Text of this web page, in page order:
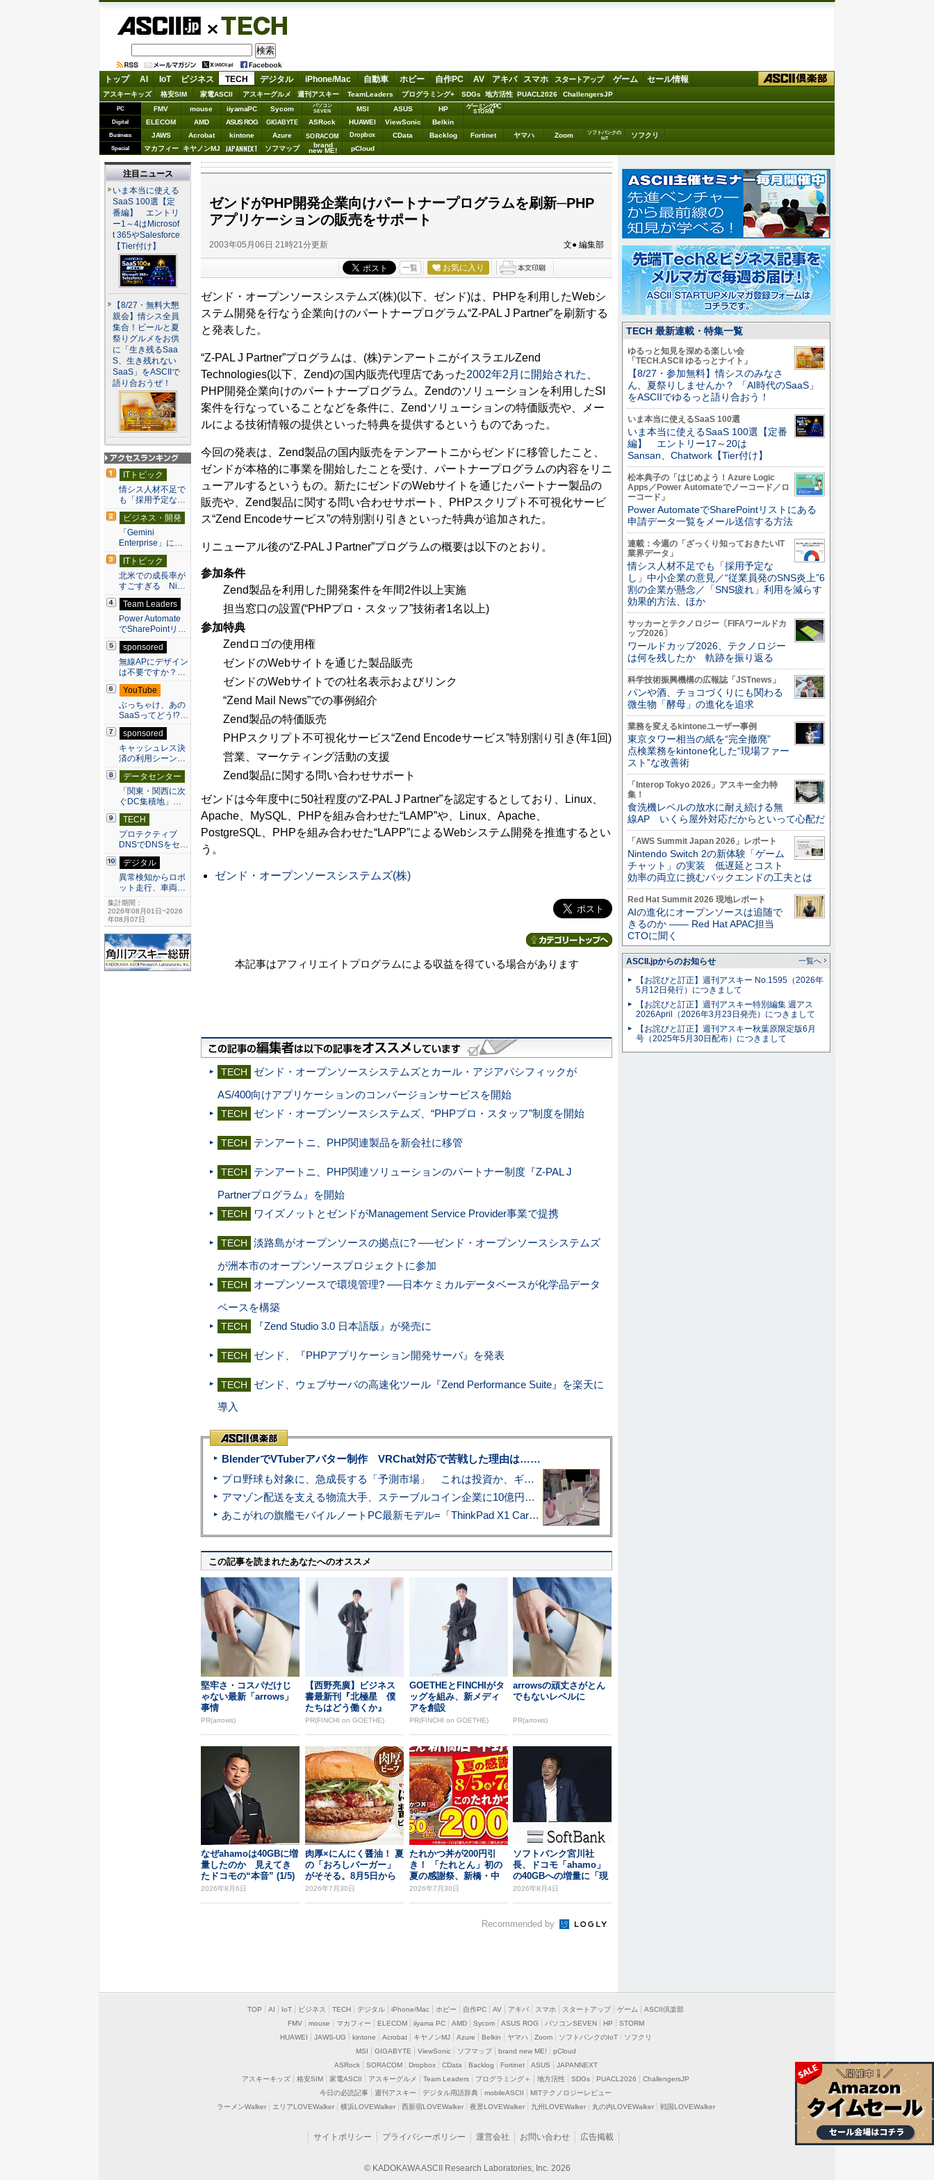
TECH
トップ AI IoT ビジネス TECH デジタル iPhone/Mac 自動車 ホビー 自作PC AV アキバ スマホ スタートアップ ゲーム セール情報
アスキーキッズ 格安SIM 家電ASCII アスキーグルメ 週刊アスキー TeamLeaders プログラミング+ SDGs 地方活性 PUACL2026 ChallengersJP
PC FMV mouse iiyamaPC Sycom
パソコン
SEVEN
MSI ASUS HP ゲーミングPC
STORM
Digital ELECOM AMD ASUS ROG GIGABYTE ASRock HUAWEI ViewSonic Belkin
Business JAWS Acrobat kintone Azure SORACOM Dropbox CData Backlog Fortinet ヤマハ Zoom
ソフトバンクの
IoT
ソフクリ
Special マカフィー キヤノンMJ JAPANNEXT ソフマップ brand
new ME! pCloud
ゼンドがPHP開発企業向けパートナープログラムを刷新─PHP
アプリケーションの販売をサポート
2003年05月06日 21時21分更新 文● 編集部
一覧 お気に入り
ゼンド・オープンソースシステムズ(株)(以下、ゼンド)は、PHPを利用したWebシ
ステム開発を行なう企業向けのパートナープログラム“Z-PAL J Partner”を刷新する
と発表した。
“Z-PAL J Partner”プログラムは、(株)テンアートニがイスラエルZend
Technologies(以下、Zend)の国内販売代理店であった2002年2月に開始された
PHP開発企業向けのパートナープログラム。Zendのソリューションを利用したSI
案件を行なっていることなどを条件に、Zendソリューションの特価販売や、メー
ルによる技術情報の提供といった特典を提供するというものであった。
今回の発表は、Zend製品の国内販売をテンアートニからゼンドに移管したこと、
ゼンドが本格的に事業を開始したことを受け、パートナープログラムの内容をリニ
ューアルするというもの。新たにゼンドのWebサイトを通じたパートナー製品の
販売や、Zend製品に関する問い合わせサポート、PHPスクリプト不可視化サービ
ス“Zend Encodeサービス”の特別割り引きといった特典が追加された。
リニューアル後の“Z-PAL J Partner”プログラムの概要は以下のとおり。
参加条件
Zend製品を利用した開発案件を年間2件以上実施
担当窓口の設置(“PHPプロ・スタッフ”技術者1名以上)
参加特典
Zendロゴの使用権
ゼンドのWebサイトを通じた製品販売
ゼンドのWebサイトでの社名表示およびリンク
“Zend Mail News”での事例紹介
Zend製品の特価販売
PHPスクリプト不可視化サービス“Zend Encodeサービス”特別割り引き(年1回)
営業、マーケティング活動の支援
Zend製品に関する問い合わせサポート
ゼンドは今年度中に50社程度の“Z-PAL J Partner”を認定するとしており、Linux、
Apache、MySQL、PHPを組み合わせた“LAMP”や、Linux、Apache、
PostgreSQL、PHPを組み合わせた“LAPP”によるWebシステム開発を推進するとい
う。
ゼンド・オープンソースシステムズ(株)
本記事はアフィリエイトプログラムによる収益を得ている場合があります
TECH
ゼンド・オープンソースシステムズとカール・アジアパシフィックが
AS/400向けアプリケーションのコンバージョンサービスを開始
TECH ゼンド・オープンソースシステムズ、“PHPプロ・スタッフ”制度を開始
TECH テンアートニ、PHP関連製品を新会社に移管
TECH
テンアートニ、PHP関連ソリューションのパートナー制度『Z-PAL J
Partnerプログラム』を開始
TECH ワイズノットとゼンドがManagement Service Provider事業で提携
TECH
淡路島がオープンソースの拠点に? ──ゼンド・オープンソースシステムズ
が洲本市のオープンソースプロジェクトに参加
TECH
オープンソースで環境管理? ──日本ケミカルデータベースが化学品データ
ベースを構築
TECH 『Zend Studio 3.0 日本語版』が発売に
TECH ゼンド、『PHPアプリケーション開発サーバ』を発表
TECH
ゼンド、ウェブサーバの高速化ツール『Zend Performance Suite』を楽天に
導入
BlenderでVTuberアバター制作 VRChat対応で苦戦した理由は……
プロ野球も対象に、急成長する「予測市場」 これは投資か、ギャンブルか
アマゾン配送を支える物流大手、ステーブルコイン企業に10億円投資のワケ
あこがれの旗艦モバイルノートPC最新モデル=「ThinkPad X1 Carbon Gen 14 Aura Edition」実機レビュー
この記事を読まれたあなたへのオススメ
堅牢さ・コスパだけじ
ゃない最新「arrows」
事情
PR(arrows)
【西野亮廣】ビジネス
書最新刊『北極星 僕
たちはどう働くか』
PR(FINCHI on GOETHE)
GOETHEとFINCHIがタ
ッグを組み、新メディ
アを創設
PR(FINCHI on GOETHE)
arrowsの頑丈さがとん
でもないレベルに
PR(arrows)
なぜahamoは40GBに増
量したのか 見えてき
たドコモの“本音” (1/5)
2026年8月6日
肉厚×にんにく醤油！ 夏
の「おろしバーガー」
がそそる。8月5日から
2026年7月30日
たれかつ丼が200円引
き！ 「たれとん」初の
夏の感謝祭、新橋・中
野北口で開催
2026年7月30日
ソフトバンク宮川社
長、ドコモ「ahamo」
の40GBへの増量に「現
時点では追従し...
2026年8月4日
Recommended by
注目ニュース
いま本当に使える
SaaS 100選【定
番編】 エントリ
ー1～4はMicrosof
t 365やSalesforce
【Tier付け】
【8/27・無料大懇
親会】情シス全員
集合！ビールと夏
祭りグルメをお供
に「生き残るSaa
S、生き残れない
SaaS」をASCIIで
語り合おうぜ！
アクセスランキン
グ
ITトピック
情シス人材不足で
も「採用予定な…
ビジネス・開発
「Gemini
Enterprise」に…
ITトピック
北米での成長率が
すごすぎる Ni…
Team Leaders
Power Automate
でSharePointリ…
sponsored
無線APにデザイン
は不要ですか？…
YouTube
ぶっちゃけ、あの
SaaSってどう!?…
sponsored
キャッシュレス決
済の利用シーン…
データセンター
「関東・関西に次
ぐDC集積地」…
TECH
プロテクティブ
DNSでDNSをセ…
デジタル
異常検知からロボ
ット走行、車両…
集計期間：
2026年08月01日~2026
年08月07日
TECH 最新連載・特集一覧
ゆるっと知見を深める楽しい会
「TECH.ASCII ゆるっとナイト」
【8/27・参加無料】情シスのみなさ
ん、夏祭りしませんか？ 「AI時代のSaaS」
をASCIIでゆるっと語り合おう！
いま本当に使えるSaaS 100選
いま本当に使えるSaaS 100選【定番
編】 エントリー17～20は
Sansan、Chatwork【Tier付け】
松本典子の「はじめよう！Azure Logic
Apps／Power Automateでノーコード／ロ
ーコード」
Power AutomateでSharePointリストにある
申請データ一覧をメール送信する方法
連載：今週の「ざっくり知っておきたいIT
業界データ」
情シス人材不足でも「採用予定な
し」中小企業の意見／“従業員発のSNS炎上”6
割の企業が懸念／「SNS疲れ」利用を減らす
効果的方法、ほか
サッカーとテクノロジー〔FIFAワールドカ
ップ2026〕
ワールドカップ2026、テクノロジー
は何を残したか 軌跡を振り返る
科学技術振興機構の広報誌「JSTnews」
パンや酒、チョコづくりにも関わる
微生物「酵母」の進化を追求
業務を変えるkintoneユーザー事例
東京タワー相当の紙を“完全撤廃”
点検業務をkintone化した“現場ファー
スト”な改善術
「Interop Tokyo 2026」アスキー全力特
集！
食洗機レベルの放水に耐え続ける無
線AP いくら屋外対応だからといって心配だ
「AWS Summit Japan 2026」レポート
Nintendo Switch 2の新体験「ゲーム
チャット」の実装 低遅延とコスト
効率の両立に挑むバックエンドの工夫とは
Red Hat Summit 2026 現地レポート
AIの進化にオープンソースは追随で
きるのか ―― Red Hat APAC担当
CTOに聞く
ASCII.jpからのお知らせ 一覧へ
【お詫びと訂正】週刊アスキー No.1595（2026年
5月12日発行）につきまして
【お詫びと訂正】週刊アスキー特別編集 週アス
2026April（2026年3月23日発売）につきまして
【お詫びと訂正】週刊アスキー秋葉原限定版6月
号（2025年5月30日配布）につきまして
TOP AI IoT ビジネス TECH デジタル iPhone/Mac ホビー 自作PC AV アキバ スマホ スタートアップ ゲーム
ASCII倶楽部
FMV
mouse マカフィー ELECOM iiyama PC AMD Sycom ASUS ROG パソコンSEVEN HP
STORM
HUAWEI
JAWS-UG kintone Acrobat キヤノンMJ Azure Belkin ヤマハ Zoom ソフトバンクのIoT
ソフクリ
MSI
GIGABYTE ViewSonic ソフマップ brand new ME!
pCloud
ASRock
SORACOM Dropbox CData Backlog Fortinet ASUS
JAPANNEXT
アスキーキッズ
格安SIM 家電ASCII アスキーグルメ Team Leaders プログラミング＋ 地方活性 SDGs PUACL2026
ChallengersJP
今日の必読記事
週刊アスキー デジタル用語辞典 mobileASCII
MITテクノロジーレビュー
ラーメンWalker
エリアLOVEWalker 横浜LOVEWalker 西新宿LOVEWalker 夜景LOVEWalker 九州LOVEWalker 丸の内LOVEWalker 戦国LOVEWalker
サイトポリシー プライバシーポリシー 運営会社 お問い合わせ 広告掲載
© KADOKAWA ASCII Research Laboratories, Inc. 2026